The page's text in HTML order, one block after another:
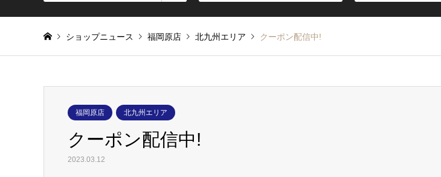
ショップニュース 福岡原店 北九州エリア クーポン配信中!
福岡原店 北九州エリア
クーポン配信中!
2023.03.12